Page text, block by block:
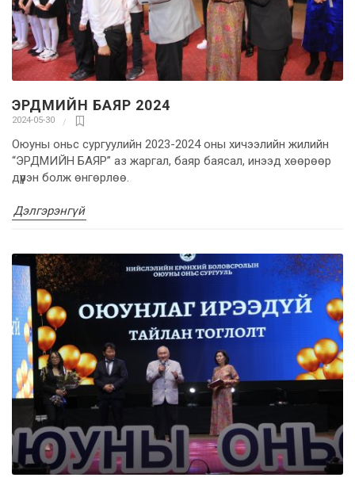
ЭРДМИЙН БАЯР 2024
2024-05-30
Оюуны оньс сургуулийн 2023-2024 оны хичээлийн жилийн
“ЭРДМИЙН БАЯР” аз жаргал, баяр баясал, инээд хөөрөөр
дүүрэн болж өнгөрлөө.
Дэлгэрэнгүй